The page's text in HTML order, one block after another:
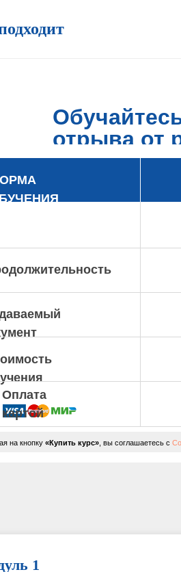
отрыва от
Оплата
картой
на кнопку «Купить курс» , вы соглашаетесь с
1